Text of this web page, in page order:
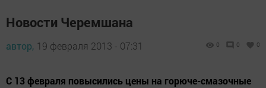
Новости Черемшана
автор, 19 февраля 2013 - 07:31 0 0 0
С 13 февраля повысились цены на горюче-смазочные